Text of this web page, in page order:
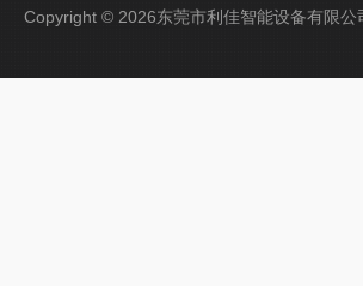
Copyright © 2026东莞市利佳智能设备有限